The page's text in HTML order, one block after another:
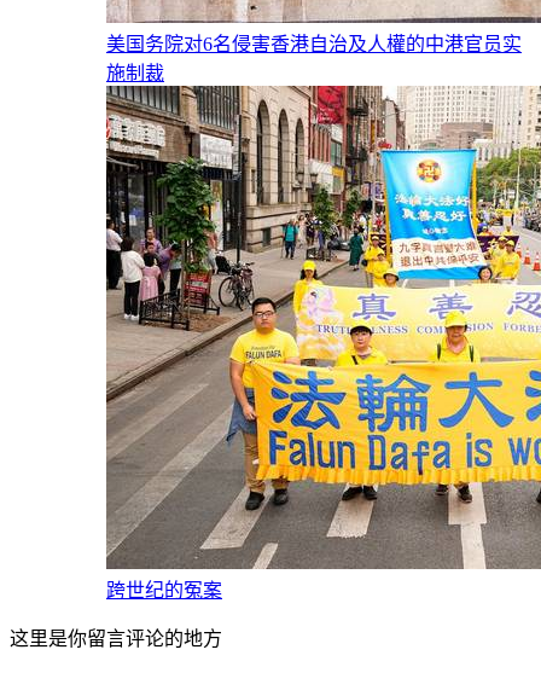
美国务院对6名侵害香港自治及人權的中港官员实
施制裁
跨世纪的冤案
这里是你留言评论的地方